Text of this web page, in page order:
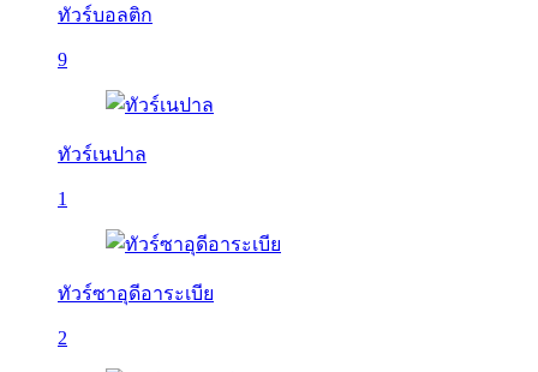
ทัวร์บอลติก
9
ทัวร์เนปาล
1
ทัวร์ซาอุดีอาระเบีย
2